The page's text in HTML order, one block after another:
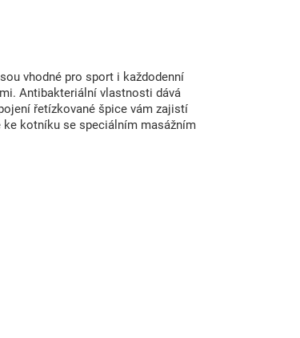
vhodné pro sport i každodenní
Antibakteriální vlastnosti dává
řetízkované špice vám zajistí
kotníku se speciálním masážním